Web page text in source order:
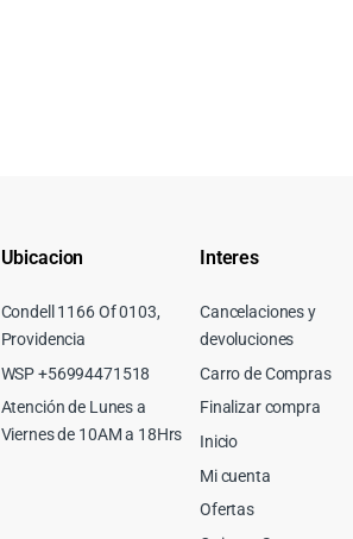
Ubicacion
Condell 1166 Of 0103,
Providencia
WSP +56994471518
Atención de Lunes a
Viernes de 10AM a 18Hrs
Interes
Cancelaciones y
devoluciones
Carro de Compras
Finalizar compra
Inicio
Mi cuenta
Ofertas